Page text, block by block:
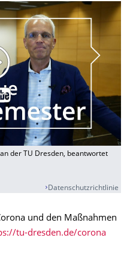
der TU Dresden, beantwortet
Datenschutzrichtlinie
und den Maßnahmen
tu-dresden.de/corona